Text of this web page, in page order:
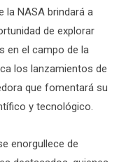
la NASA brindará a
de explorar
en el campo de la
los lanzamientos de
que fomentará su
y tecnológico.
enorgullece de